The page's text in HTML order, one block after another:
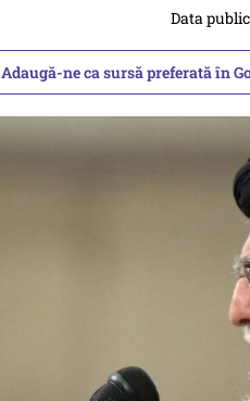
Data
Adaugă-ne ca sursă preferată în